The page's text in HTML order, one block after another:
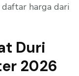
harga dari
Duri
2026